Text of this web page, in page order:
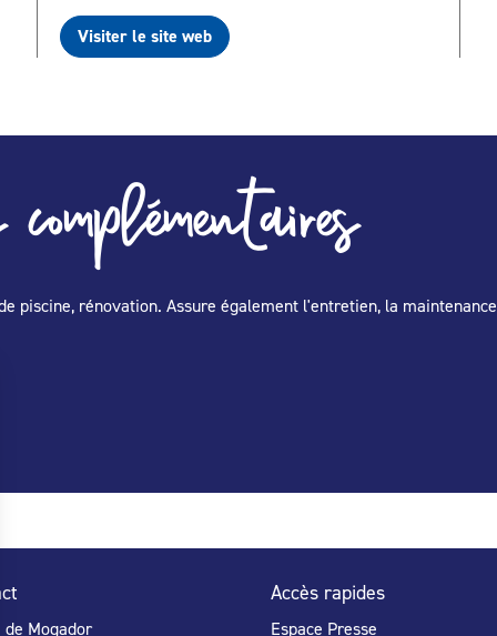
Visiter le site web
piscine, rénovation. Assure également l'entretien, la
de Mogador
Accès rapides
Espace Presse